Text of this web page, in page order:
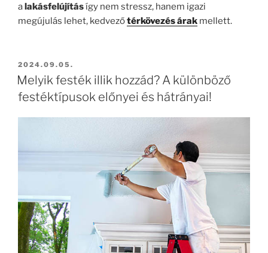
alakásfelújításígy nem stressz, hanem igazi
megújulás lehet, kedvezőtérkövezés árak mellett.
BEKÜLDVE:
2024.09.05.
Melyik festék illik hozzád? A különböző
festéktípusok előnyei és hátrányai!